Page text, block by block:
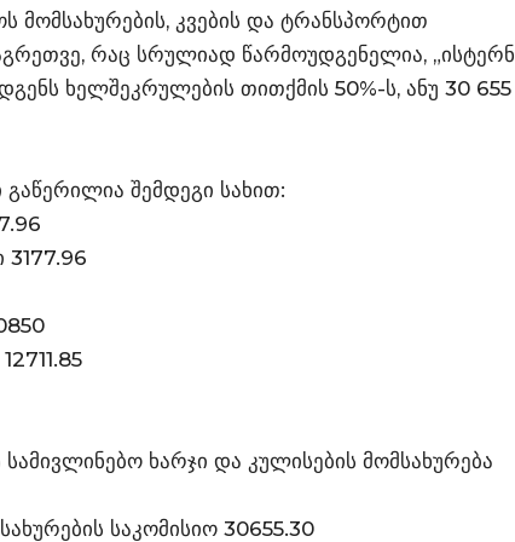
მომსახურების, კვების და ტრანსპორტით
რაც სრულიად წარმოუდგენელია, „ისტერნ
ხელშეკრულების თითქმის 50%-ს, ანუ 30 655
შემდეგი სახით:
3177.96
ხარჯი და კულისების მომსახურება
საკომისიო 30655.30